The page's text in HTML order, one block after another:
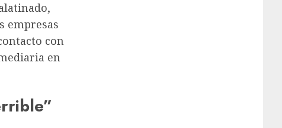
empresas
con
en